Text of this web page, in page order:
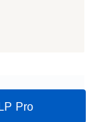
Pro